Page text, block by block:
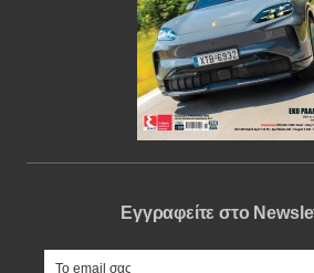
Εγγραφείτε στο
e-mail